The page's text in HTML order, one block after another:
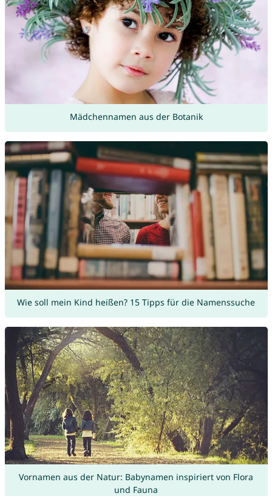
Mädchennamen aus der Botanik
Wie soll mein Kind heißen? 15 Tipps für die Namenssuche
Vornamen aus der Natur: Babynamen inspiriert von Flora
und Fauna